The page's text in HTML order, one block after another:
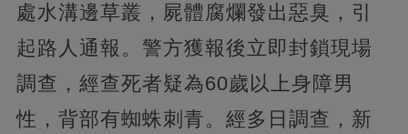
處水溝邊草叢，屍體腐爛發出惡臭，引
起路人通報。警方獲報後立即封鎖現場
調查，經查死者疑為60歲以上身障男
性，背部有蜘蛛刺青。經多日調查，新